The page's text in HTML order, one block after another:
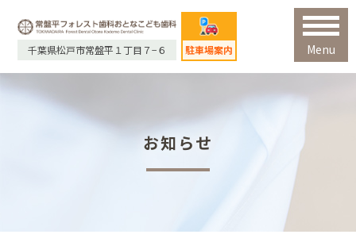
Menu
千葉県松戸市常盤平１丁目７−６ 駐車場案内
お知らせ